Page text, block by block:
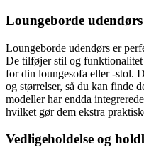
Loungeborde udendørs
Loungeborde udendørs er
De tilføjer stil og funktionalitet
for din loungesofa eller -stol.
og størrelser, så du kan finde
modeller har endda
hvilket gør dem ekstra
Vedligeholdelse og